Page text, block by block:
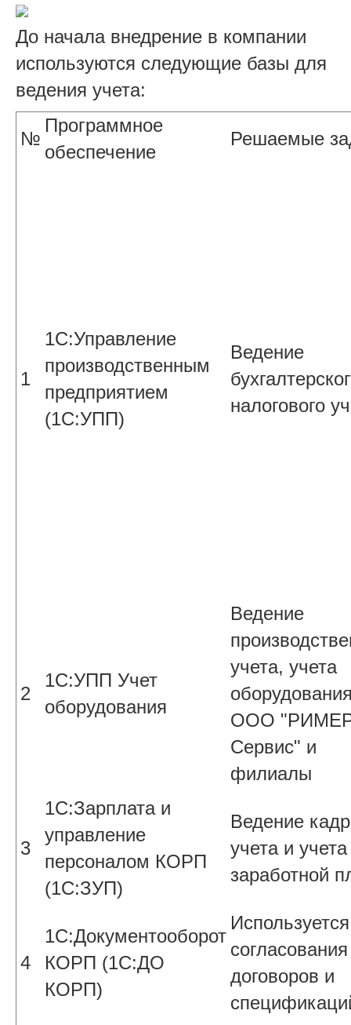
До начала внедрение в компании
используются следующие базы для
ведения учета:
№
Программное
обеспечение
Решаемые
1
1С:Управление
производственным
предприятием
(1С:УПП)
Ведение
налогового
2
1С:УПП Учет
оборудования
Ведение
учета, учета
ООО
Сервис" и
филиалы
3
1С:Зарплата и
управление
персоналом КОРП
(1С:ЗУП)
Ведение
учета и
заработной
4
1С:Документооборот
КОРП (1С:ДО
КОРП)
согласования
договоров и